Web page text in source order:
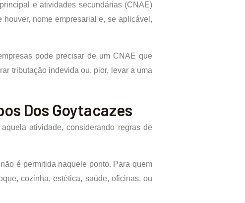
e atividades secundárias (CNAE)
nome empresarial e, se aplicável,
pode precisar de um CNAE que
tributação indevida ou, pior, levar a uma
Dos Goytacazes
atividade, considerando regras de
é permitida naquele ponto. Para quem
cozinha, estética, saúde, oficinas, ou